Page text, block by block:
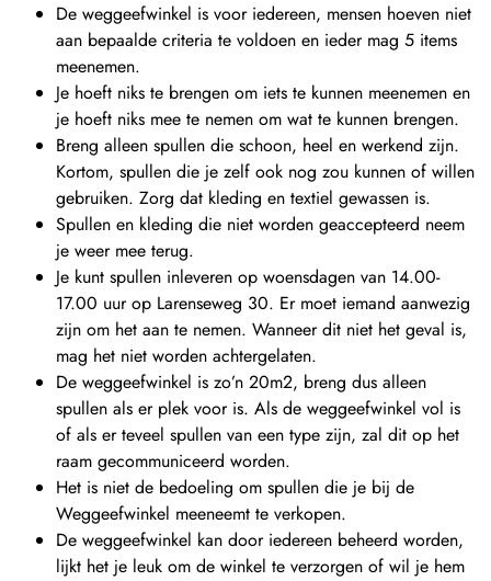
De weggeefwinkel is voor iedereen, mensen hoeven niet
aan bepaalde criteria te voldoen en ieder mag 5 items
meenemen.
Je hoeft niks te brengen om iets te kunnen meenemen en
je hoeft niks mee te nemen om wat te kunnen brengen.
Breng alleen spullen die schoon, heel en werkend zijn.
Kortom, spullen die je zelf ook nog zou kunnen of willen
gebruiken. Zorg dat kleding en textiel gewassen is.
Spullen en kleding die niet worden geaccepteerd neem
je weer mee terug.
Je kunt spullen inleveren op woensdagen van 14.00-
17.00 uur op Larenseweg 30. Er moet iemand aanwezig
zijn om het aan te nemen. Wanneer dit niet het geval is,
mag het niet worden achtergelaten.
De weggeefwinkel is zo’n 20m2, breng dus alleen
spullen als er plek voor is. Als de weggeefwinkel vol is
of als er teveel spullen van een type zijn, zal dit op het
raam gecommuniceerd worden.
Het is niet de bedoeling om spullen die je bij de
Weggeefwinkel meeneemt te verkopen.
De weggeefwinkel kan door iedereen beheerd worden,
lijkt het je leuk om de winkel te verzorgen of wil je hem